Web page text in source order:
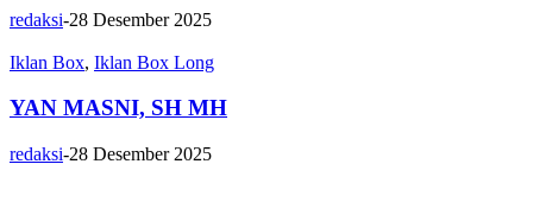
redaksi-28 Desember 2025
Iklan Box, Iklan Box Long
YAN MASNI, SH MH
redaksi-28 Desember 2025